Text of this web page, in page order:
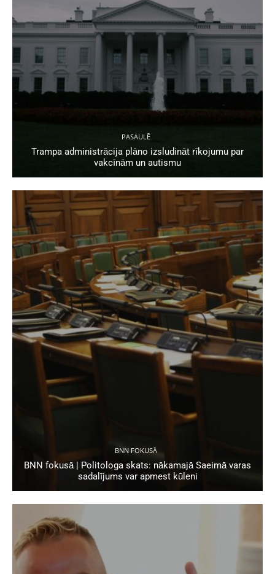
PASAULĒ
Trampa administrācija plāno izsludināt rīkojumu par
vakcīnām un autismu
BNN FOKUSĀ
BNN fokusā | Politologa skats: nākamajā Saeimā varas
sadalījums var apmest kūleni